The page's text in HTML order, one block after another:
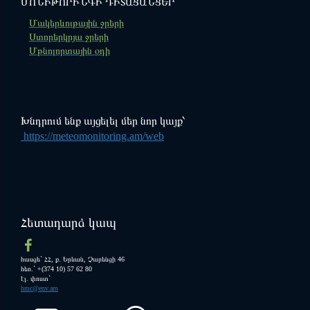
"ՍԵՎԱՆ" ազգային պարկ
ՄՈՆԻԹՈՐԻՆԳԻ ԴԻՏԱՑԱՆՑԵՐ
Մակերևութային ջրերի
Ստորերկրյա ջրերի
Մթնոլորտային օդի
Խնդրում ենք այցելել մեր նոր կայք՝
https://meteomonitoring.am/web
Հետադարձ կապ
հասցե` ՀՀ, ք. Երևան, Չարենցի 46
հեռ.` +(374 10) 57 62 80
էլ. փոստ`
hmc@env.am